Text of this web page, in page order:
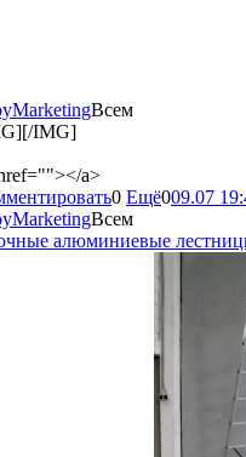
Всем
IMG]
a>
0 Ещё009.07
Всем
алюминиевые